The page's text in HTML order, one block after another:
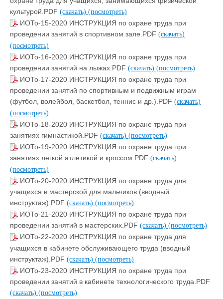
культурой.PDF (скачать) (посмотреть)
ИОТо-15-2020 ИНСТРУКЦИЯ по охране труда при
проведении занятий в спортивном зале.PDF (скачать)
(посмотреть)
ИОТо-16-2020 ИНСТРУКЦИЯ по охране труда при
проведении занятий на лыжах.PDF (скачать) (посмотреть)
ИОТо-17-2020 ИНСТРУКЦИЯ по охране труда при
проведении занятий по спортивным и подвижным играм
(футбол, волейбол, баскетбол, теннис и др.).PDF (скачать)
(посмотреть)
ИОТо-18-2020 ИНСТРУКЦИЯ по охране труда при
занятиях гимнастикой.PDF (скачать) (посмотреть)
ИОТо-19-2020 ИНСТРУКЦИЯ по охране труда при
занятиях легкой атлетикой и кроссом.PDF (скачать)
(посмотреть)
ИОТо-20-2020 ИНСТРУКЦИЯ по охране труда для
учащихся в мастерской для мальчиков (вводный
инструктаж).PDF (скачать) (посмотреть)
ИОТо-21-2020 ИНСТРУКЦИЯ по охране труда при
проведении занятий в мастерских.PDF (скачать) (посмотреть)
ИОТо-22-2020 ИНСТРУКЦИЯ по охране труда для
учащихся в кабинете обслуживающего труда (вводный
инструктаж).PDF (скачать) (посмотреть)
ИОТо-23-2020 ИНСТРУКЦИЯ по охране труда при
проведении занятий в кабинете технологического труда.PDF
(скачать) (посмотреть)